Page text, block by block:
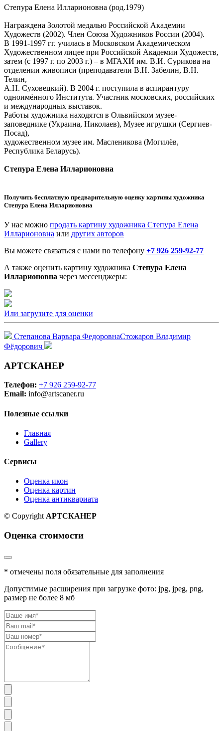
Степура Елена Илларионовна (род.1979)
Награждена Золотой медалью Российской Академии
Художеств (2002). Член Союза Художников России (2004).
В 1991-1997 гг. училась в Московском Академическом
Художественном лицее при Российской Академии Художеств,
затем (с 1997 г. по 2003 г.) – в МГАХИ им. В.И. Сурикова на
отделении живописи (преподаватели В.Н. Забелин, В.Н.
Телин,
А.Н. Суховецкий). В 2004 г. поступила в аспирантуру
одноимённого Института. Участник московских, российских
и международных выставок.
Работы художника находятся в Ольвийском музее-
заповеднике (Украина, Николаев), Музее игрушки (Сергиев-
Посад),
художественном музее им. Масленикова (Могилёв,
Республика Беларусь).
Степура Елена Илларионовна
Получить бесплатную предварительную оценку картины художника
Степура Елена Илларионовна
У нас можно продать картину художника Степура Елена
Илларионовна или других авторов
Вы можете связаться с нами по телефону +7 926 259-92-77
А также оценить картину художника Степура Елена
Илларионовна через мессенджеры:
Или загрузите для оценки
Степанова Варвара ФедоровнаСтожаров Владимир
Фёдорович
АРТСКАНЕР
Телефон: +7 926 259-92-77
Email: info@artscaner.ru
Полезные ссылки
Главная
Gallery
Сервисы
Оценка икон
Оценка картин
Оценка антиквариата
© CopyrightАРТСКАНЕР
Оценка стоимости
* отмечены поля обязательные для заполнения
Допустимые расширения при загрузке фото: jpg, jpeg, png,
размер не более 8 мб